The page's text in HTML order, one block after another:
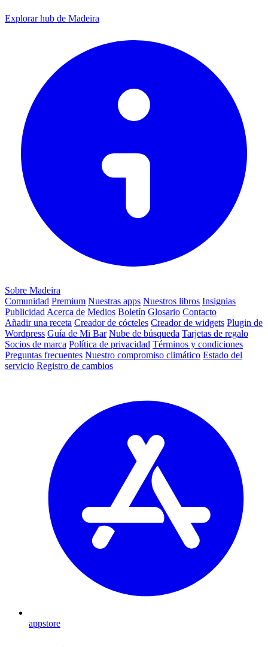
Explorar hub de Madeira
Sobre Madeira
Comunidad Premium Nuestras apps Nuestros libros Insignias
Publicidad Acerca de Medios Boletín Glosario Contacto
Añadir una receta Creador de cócteles Creador de widgets Plugin de
Wordpress Guía de Mi Bar Nube de búsqueda Tarjetas de regalo
Socios de marca Política de privacidad Términos y condiciones
Preguntas frecuentes Nuestro compromiso climático Estado del
servicio Registro de cambios
appstore